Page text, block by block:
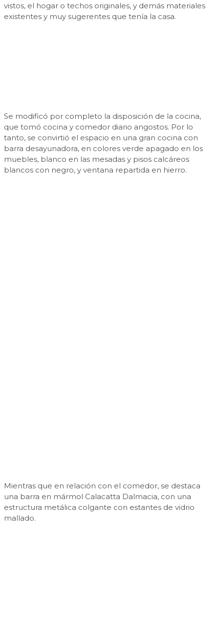
vistos, el hogar o techos originales, y demás materiales
existentes y muy sugerentes que tenía la casa.
Se modificó por completo la disposición de la cocina,
que tomó cocina y comedor diario angostos. Por lo
tanto, se convirtió el espacio en una gran cocina con
barra desayunadora, en colores verde apagado en los
muebles, blanco en las mesadas y pisos calcáreos
blancos con negro, y ventana repartida en hierro.
Mientras que en relación con el comedor, se destaca
una barra en mármol Calacatta Dalmacia, con una
estructura metálica colgante con estantes de vidrio
mallado.